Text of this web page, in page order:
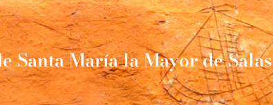
Santa María la Mayor de Salas